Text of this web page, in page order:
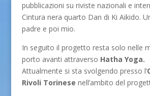
pubblicazioni su riviste nazionali e
Cintura nera quarto Dan di Ki Aikido.
padre e poi mio.
In seguito il progetto resta solo nelle
porto avanti attraverso Hatha Yoga.
Attualmente si sta svolgendo presso l’
Rivoli Torinese nell’ambito del